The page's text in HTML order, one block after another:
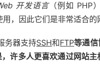
开发语言（例如 PHP
，因此它们是非常适合的
务器支持SSH和FTP等通信
许多人更喜欢通过网站主